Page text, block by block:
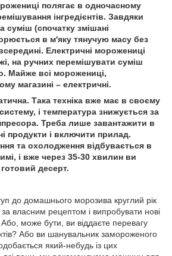
полягає в одночасному
інгредієнтів. Завдяки
суміш (спочатку змішані
в м'яку тянучую масу без
Електричні морожениці
на ручних перемішувати суміш
Майже всі морожениці,
магазині – електричні.
Така техніка вже має в своєму
і температура знижується за
Треба лише завантажити в
продукти і включити прилад.
та охолодження відбувається в
і вже через 35-30 хвилин ви
десерт.
до домашнього морозива круглий рік
власним рецептом і випробувати нові
Або, може бути, ви віддаєте перевагу
Або ви шанувальник замороженого
який-небудь із цих